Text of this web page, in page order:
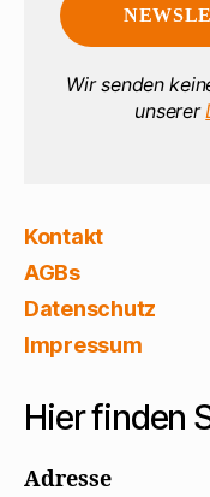
Wir senden
unserer
Kontakt
AGBs
Datenschutz
Impressum
Hier finden
Adresse